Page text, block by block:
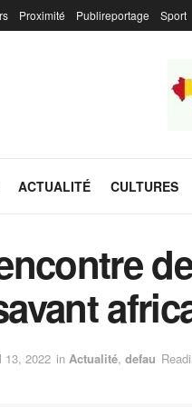
Proximité Publireportage Sport
ACTUALITÉ CULTURES
13, 2022 in Actualité, defau